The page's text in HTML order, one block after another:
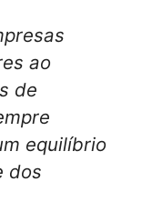
ao
de
equilíbrio
dos